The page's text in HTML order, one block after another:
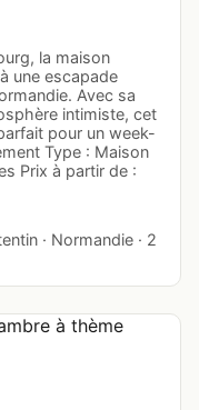
la maison
une escapade
Avec sa
intimiste, cet
pour un week-
Type : Maison
Prix à partir de :
· Normandie · 2